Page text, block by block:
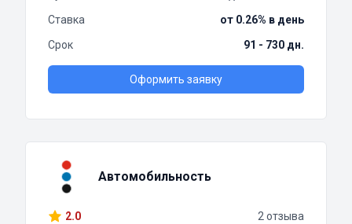
Ставка
от 0.26% в день
Срок
91 - 730 дн.
Оформить заявку
Автомобильность
2.0 2 отзыва